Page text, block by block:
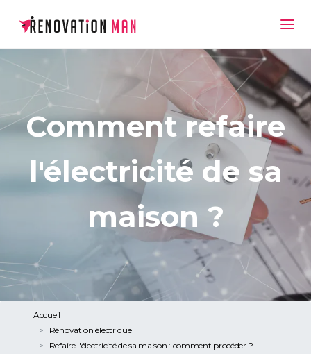
Comment refaire
l'électricité de sa
maison ?
Accueil
Rénovation électrique
Refaire l'électricité de sa maison : comment procéder ?